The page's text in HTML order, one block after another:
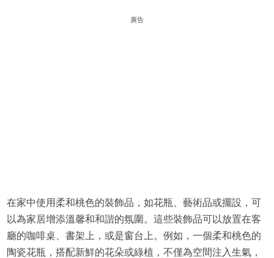
廣告
在家中使用柔和桃色的裝飾品，如花瓶、藝術品或擺設，可
以為家居增添溫馨和和諧的氛圍。這些裝飾品可以放置在客
廳的咖啡桌、書架上，或是窗台上。例如，一個柔和桃色的
陶瓷花瓶，搭配新鮮的花朵或綠植，不僅為空間注入生氣，